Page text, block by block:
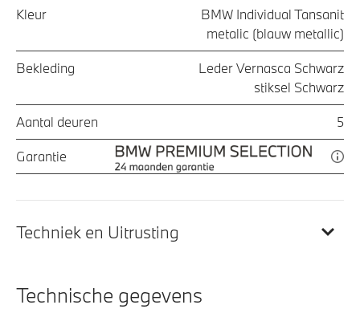
Kleur
BMW Individual Tansanit
metalic (blauw metallic)
Bekleding
Leder Vernasca Schwarz
stiksel Schwarz
Aantal deuren 5
Garantie
Techniek en Uitrusting
Technische gegevens